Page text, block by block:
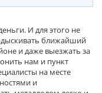
И для этого не
ближайший
и даже выезжать за
нам и пункт
на месте
и